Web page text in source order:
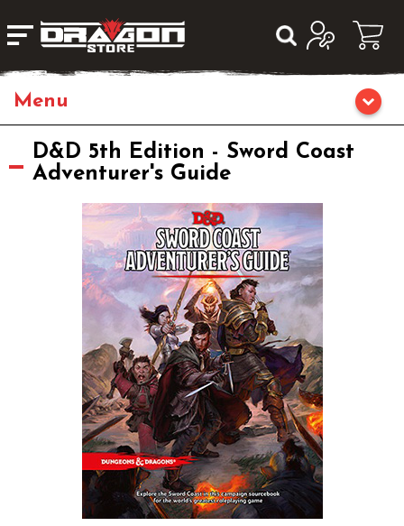
Home
Fumetti & Romanzi
Giochi di Carte Collezionabili
Giocattoli e Gadget
D&D 5th Edition - Sword Coast
Adventurer's Guide